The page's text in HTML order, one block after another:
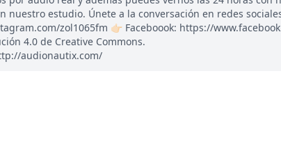
estudio. Únete a la conversación en redes sociales:
zol1065fm 👉🏻 Faceboook: https://
4.0 de Creative Commons.
audionautix.com/